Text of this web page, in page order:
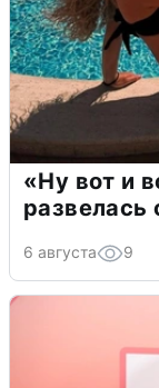
«Ну вот и
6 августа 9